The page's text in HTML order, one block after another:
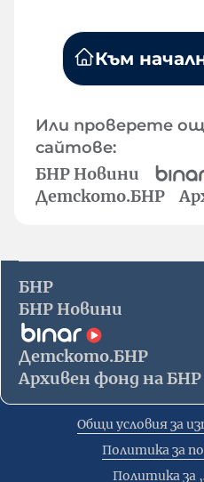
Към
Или проверете
сайтове:
БНР Новини
Детското.БНР
БНР
БНР Новини
Детското.БНР
Архивен фонд на БНР
Общи условия за
Политика за
Политика за